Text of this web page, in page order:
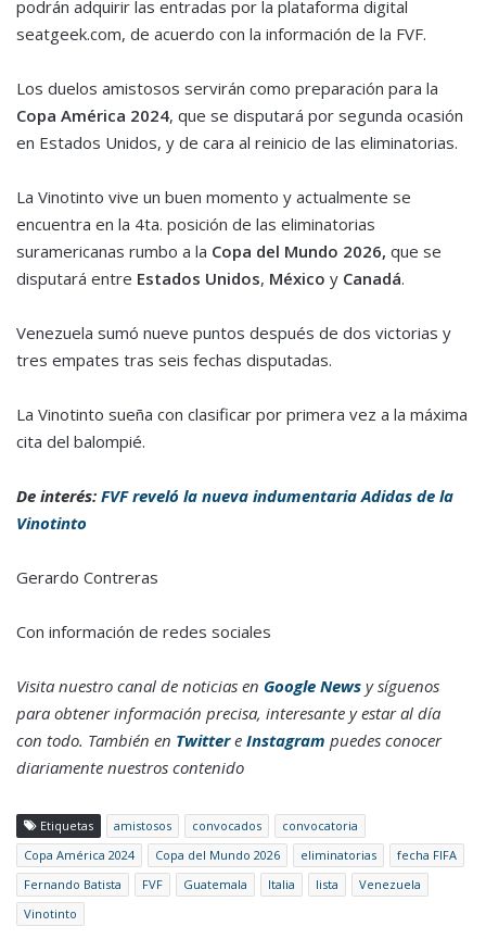
podrán adquirir las entradas por la plataforma digital
seatgeek.com, de acuerdo con la información de la FVF.
Los duelos amistosos servirán como preparación para la
Copa América 2024, que se disputará por segunda ocasión
en Estados Unidos, y de cara al reinicio de las eliminatorias.
La Vinotinto vive un buen momento y actualmente se
encuentra en la 4ta. posición de las eliminatorias
suramericanas rumbo a la Copa del Mundo 2026, que se
disputará entre Estados Unidos, México y Canadá.
Venezuela sumó nueve puntos después de dos victorias y
tres empates tras seis fechas disputadas.
La Vinotinto sueña con clasificar por primera vez a la máxima
cita del balompié.
De interés: FVF reveló la nueva indumentaria Adidas de la
Vinotinto
Gerardo Contreras
Con información de redes sociales
Visita nuestro canal de noticias en Google News y síguenos
para obtener información precisa, interesante y estar al día
con todo. También en Twittere Instagram puedes conocer
diariamente nuestros contenido
Etiquetas amistosos convocados
convocatoria
Copa América 2024
Copa del Mundo 2026 eliminatorias
fecha FIFA
Fernando Batista
FVF Guatemala Italia lista
Venezuela
Vinotinto